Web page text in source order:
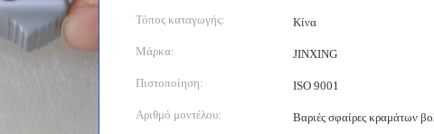
Τόπος καταγωγής: Κίνα
Μάρκα: JINXING
Πιστοποίηση: ISO 9001
Αριθμό μοντέλου: Βαριές σφαίρες κραμάτων